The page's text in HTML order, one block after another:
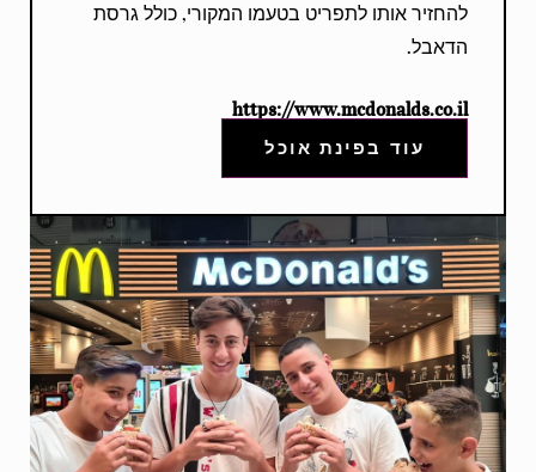
להחזיר אותו לתפריט בטעמו המקורי, כולל גרסת
הדאבל.
https://www.mcdonalds.co.il
עוד בפינת אוכל